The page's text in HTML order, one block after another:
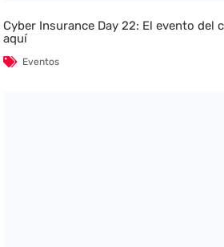
Cyber Insurance Day 22: El evento del
aquí
Eventos